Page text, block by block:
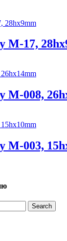
М-17,
М-008,
М-003,
Search